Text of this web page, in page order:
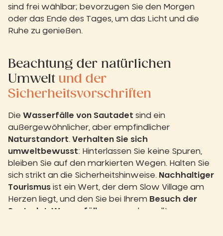
sind frei wählbar; bevorzugen Sie den Morgen
oder das Ende des Tages, um das Licht und die
Ruhe zu genießen.
Beachtung der natürlichen
Umwelt und der
Sicherheitsvorschriften
Die Wasserfälle von Sautadet sind ein
außergewöhnlicher, aber empfindlicher
Naturstandort. Verhalten Sie sich
umweltbewusst: Hinterlassen Sie keine Spuren,
bleiben Sie auf den markierten Wegen. Halten Sie
sich strikt an die Sicherheitshinweise. Nachhaltiger
Tourismus ist ein Wert, der dem Slow Village am
Herzen liegt, und den Sie bei Ihrem Besuch der
Sautadet-Wasserfälle an
wenden sollten.